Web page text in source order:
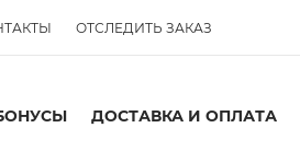
ОТСЛЕДИТЬ ЗАКАЗ
ДОСТАВКА И ОПЛАТА